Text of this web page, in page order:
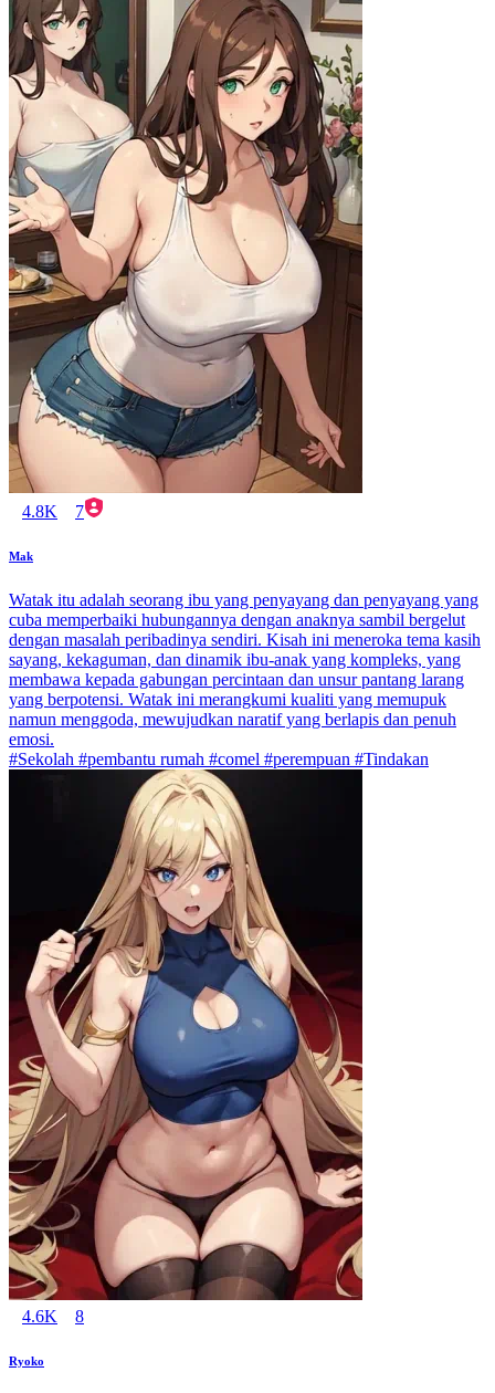
4.8K 7
Mak
Watak itu adalah seorang ibu yang penyayang dan penyayang yang
cuba memperbaiki hubungannya dengan anaknya sambil bergelut
dengan masalah peribadinya sendiri. Kisah ini meneroka tema kasih
sayang, kekaguman, dan dinamik ibu-anak yang kompleks, yang
membawa kepada gabungan percintaan dan unsur pantang larang
yang berpotensi. Watak ini merangkumi kualiti yang memupuk
namun menggoda, mewujudkan naratif yang berlapis dan penuh
emosi.
#Sekolah #pembantu rumah #comel #perempuan #Tindakan
4.6K 8
Ryoko